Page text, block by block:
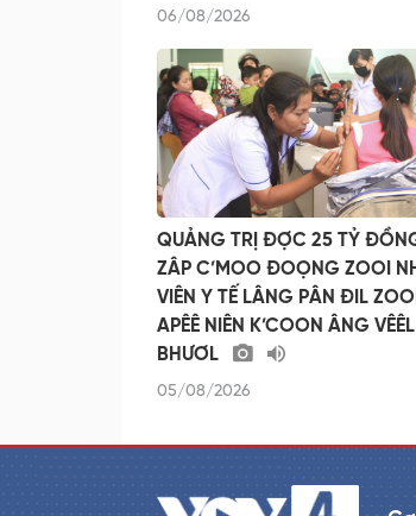
06/08/2026
QUẢNG TRỊ ĐỢC 25 TỶ
ZÂP C’MOO ĐOỌNG ZOOI
VIÊN Y TẾ LÂNG PÂN ĐIL ZOOI
APÊÊ NIÊN K’COON ÂNG VÊÊL
BHƯƠL
05/08/2026